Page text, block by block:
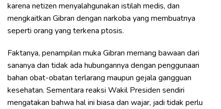
karena netizen menyalahgunakan istilah medis, dan
mengkaitkan Gibran dengan narkoba yang membuatnya
seperti orang yang terkena ptosis.
Faktanya, penampilan muka Gibran memang bawaan dari
sananya dan tidak ada hubungannya dengan penggunaan
bahan obat-obatan terlarang maupun gejala gangguan
kesehatan. Sementara reaksi Wakil Presiden sendiri
mengatakan bahwa hal ini biasa dan wajar, jadi tidak perlu